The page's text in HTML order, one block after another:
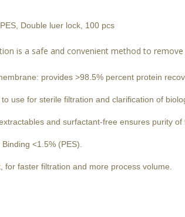
Double luer lock , 100 pcs
is a safe and convenient method to
provides >98.5% percent protein
use for sterile filtration and clarification of
and surfactant-free ensures purity of
<1.5% (PES).
for faster filtration and more process volume.